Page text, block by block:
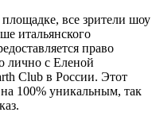
все зрители шоу
итальянского
право
лично с Еленой
Club в России. Этот
100% уникальным, так